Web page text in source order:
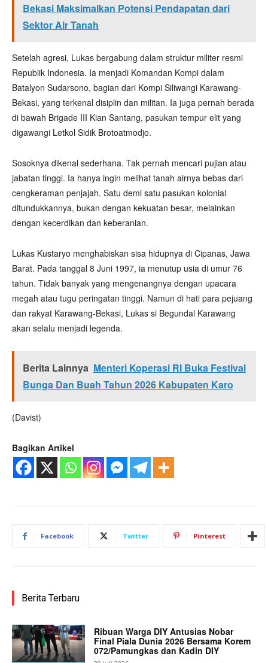
Bekasi Maksimalkan Potensi Pendapatan dari
Sektor Air Tanah
Setelah agresi, Lukas bergabung dalam struktur militer resmi
Republik Indonesia. Ia menjadi Komandan Kompi dalam
Batalyon Sudarsono, bagian dari Kompi Siliwangi Karawang-
Bekasi, yang terkenal disiplin dan militan. Ia juga pernah berada
di bawah Brigade III Kian Santang, pasukan tempur elit yang
digawangi Letkol Sidik Brotoatmodjo.
Sosoknya dikenal sederhana. Tak pernah mencari pujian atau
jabatan tinggi. Ia hanya ingin melihat tanah airnya bebas dari
cengkeraman penjajah. Satu demi satu pasukan kolonial
ditundukkannya, bukan dengan kekuatan besar, melainkan
dengan kecerdikan dan keberanian.
Lukas Kustaryo menghabiskan sisa hidupnya di Cipanas, Jawa
Barat. Pada tanggal 8 Juni 1997, ia menutup usia di umur 76
tahun. Tidak banyak yang mengenangnya dengan upacara
megah atau tugu peringatan tinggi. Namun di hati para pejuang
dan rakyat Karawang-Bekasi, Lukas si Begundal Karawang
akan selalu menjadi legenda.
Berita Lainnya Menteri Koperasi RI Buka Festival
Bunga Dan Buah Tahun 2026 Kabupaten Karo
(Davist)
Bagikan Artikel
Facebook Twitter Pinterest
Berita Terbaru
Ribuan Warga DIY Antusias Nobar
Final Piala Dunia 2026 Bersama Korem
072/Pamungkas dan Kadin DIY